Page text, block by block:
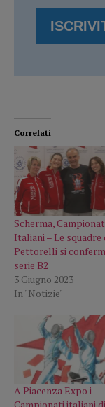
Correlati
Scherma,
Italiani – Le squadre
Pettorelli si
serie B2
3 Giugno 2023
In "Notizie"
A Piacenza Expo i